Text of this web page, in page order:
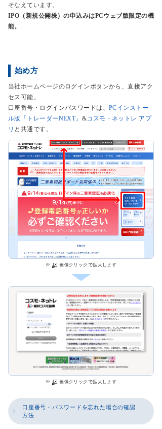
そなえています。
IPO（新規公開株）の申込みはPCウェブ版限定の機
能。
始め方
当社ホームページのログインボタンから、直接アク
セス可能。
口座番号・ログインパスワードは、PCインストー
ル版「トレーダーNEXT」 &コスモ・ネットレ アプ
リ と共通です。
※ 画像クリックで拡大します
※ 画像クリックで拡大します
口座番号・パスワードを忘れた場合の確認
方法